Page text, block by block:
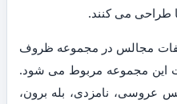
طراحی می کنند.
مجالس در مجموعه ظروف
این مجموعه مربوط می شود.
عروسی، نامزدی، بله برون،